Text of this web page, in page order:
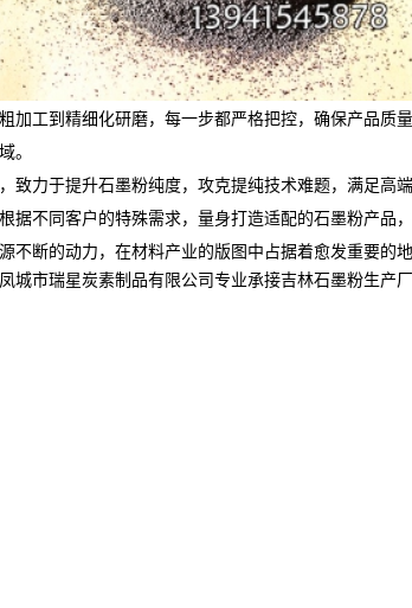
工到精细化研磨，每一步都严格把控，确保产品
。
致力于提升石墨粉纯度，攻克提纯技术难题，满足
不同客户的特殊需求，量身打造适配的石墨粉产品
断的动力，在材料产业的版图中占据着愈发重要的
市瑞星炭素制品有限公司专业承接吉林石墨粉生产